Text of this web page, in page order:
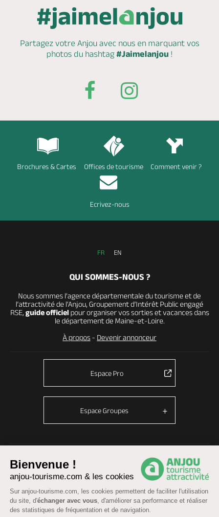
Bienvenue !
anjou-tourisme.com & les cookies
Sur anjou-tourisme.com, les cookies permettent de faciliter l'utilisation
du site, d'échanger avec vous, d'améliorer sa performance et réaliser
des statistiques de fréquentation et de navigation.
Partagez votre Anjou avec nous en marquantvos
photos du hashtag #Jaimelanjou !
Brochures & Cartes Offices de tourisme Comment venir ?
Ecrivez-nous
FR EN
QUI SOMMES-NOUS ?
Nous sommes l’agence départementale du tourisme et de
l’attractivité de l’Anjou, Groupement d’Intérêt Public engagé
RSE, guide officielpour organiser vos sorties et vacances dans
le département de Maine-et-Loire.
À propos - Devenir annonceur
Espace Pro
Espace Groupes
Mentions légales Données personnelles-Cookies